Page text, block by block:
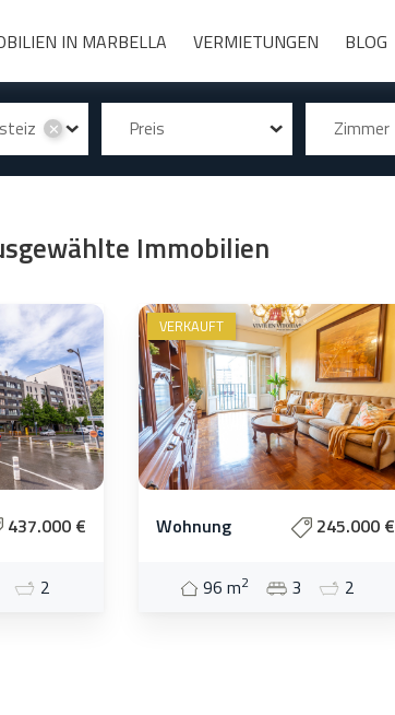
IN MARBELLA VERMIETUNGEN BLOG
✕ Preis Zimmer
Immobilien
437.000 €
2
VERKAUFT
Wohnung 245.000 €
96 m2 3 2